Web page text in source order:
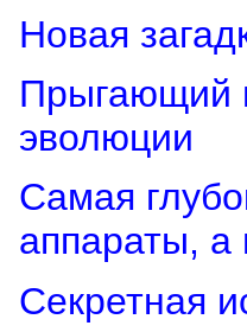
Новая
Прыгающий
эволюции
Самая
аппараты, а
Секретная